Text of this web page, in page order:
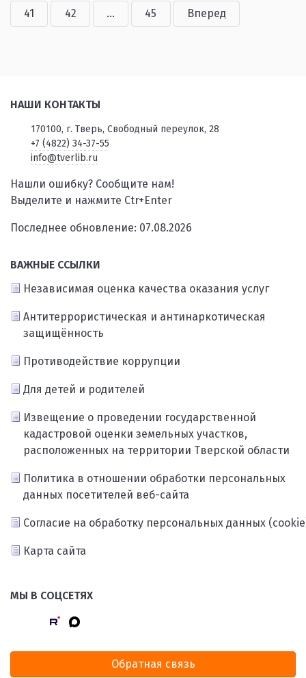
41 42 ... 45 Вперед
НАШИ КОНТАКТЫ
170100, г. Тверь, Свободный переулок, 28
+7 (4822) 34-37-55
info@tverlib.ru
Нашли ошибку? Сообщите нам!
Выделите и нажмите Ctr+Enter
Последнее обновление: 07.08.2026
ВАЖНЫЕ ССЫЛКИ
Независимая оценка качества оказания услуг
Антитеррористическая и антинаркотическая
защищённость
Противодействие коррупции
Для детей и родителей
Извещение о проведении государственной
кадастровой оценки земельных участков,
расположенных на территории Тверской области
Политика в отношении обработки персональных
данных посетителей веб-сайта
Согласие на обработку персональных данных
Карта сайта
МЫ В СОЦСЕТЯХ
Обратная связь